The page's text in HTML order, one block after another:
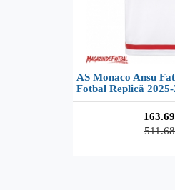
AS Monaco Ansu
Fotbal Replică